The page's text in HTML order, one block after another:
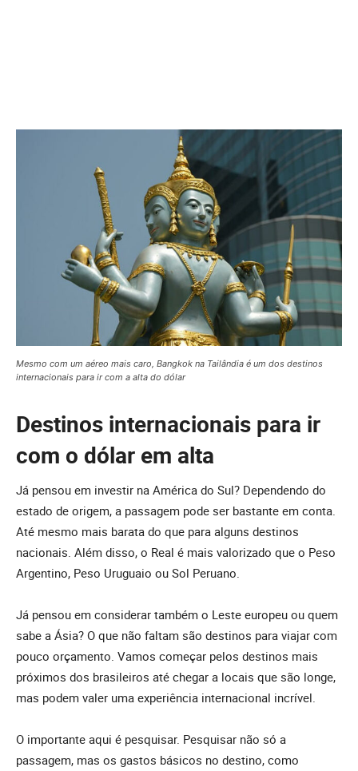
Mesmo com um aéreo mais caro, Bangkok na Tailândia é um dos destinos
internacionais para ir com a alta do dólar
Destinos internacionais para ir
com o dólar em alta
Já pensou em investir na América do Sul? Dependendo do
estado de origem, a passagem pode ser bastante em conta.
Até mesmo mais barata do que para alguns destinos
nacionais. Além disso, o Real é mais valorizado que o Peso
Argentino, Peso Uruguaio ou Sol Peruano.
Já pensou em considerar também o Leste europeu ou quem
sabe a Ásia? O que não faltam são destinos para viajar com
pouco orçamento. Vamos começar pelos destinos mais
próximos dos brasileiros até chegar a locais que são longe,
mas podem valer uma experiência internacional incrível.
O importante aqui é pesquisar. Pesquisar não só a
passagem, mas os gastos básicos no destino, como